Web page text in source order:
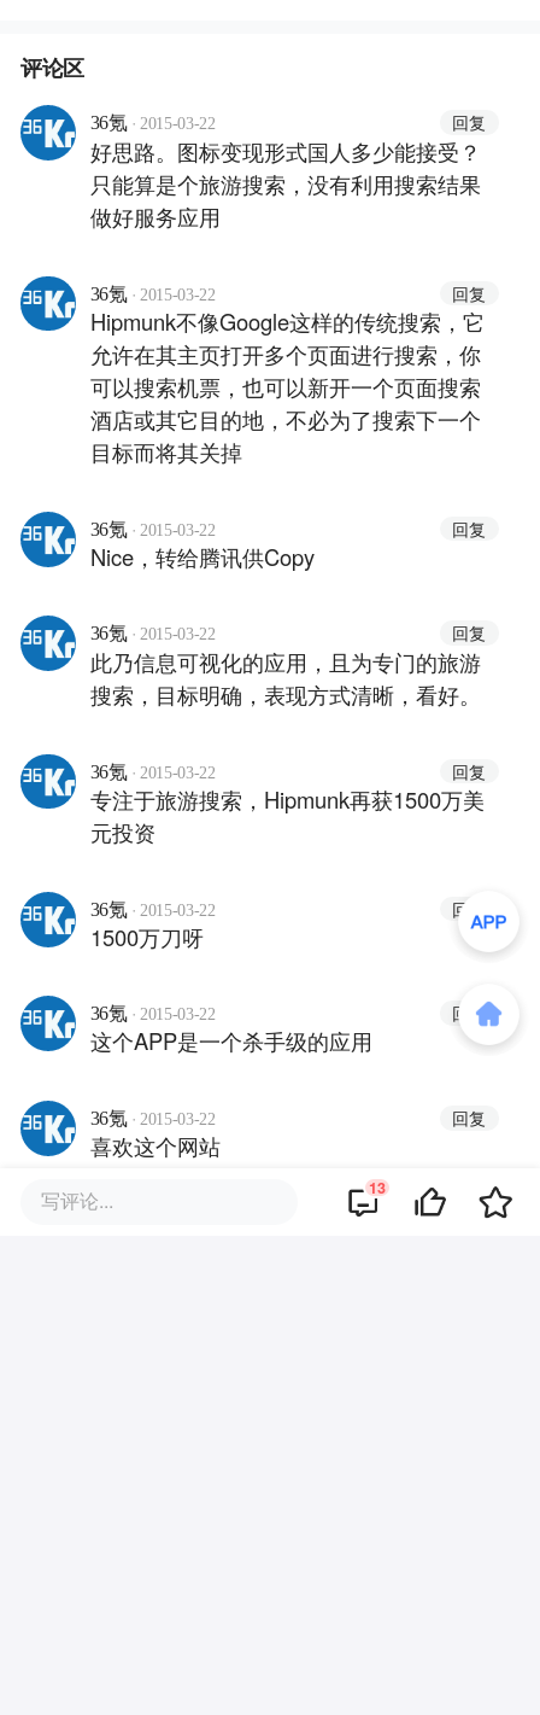
评论区
36氪 · 2015-03-22 回复
好思路。图标变现形式国人多少能接受？
只能算是个旅游搜索，没有利用搜索结果
做好服务应用
36氪 · 2015-03-22 回复
Hipmunk不像Google这样的传统搜索，它
允许在其主页打开多个页面进行搜索，你
可以搜索机票，也可以新开一个页面搜索
酒店或其它目的地，不必为了搜索下一个
目标而将其关掉
36氪 · 2015-03-22 回复
Nice，转给腾讯供Copy
36氪 · 2015-03-22 回复
此乃信息可视化的应用，且为专门的旅游
搜索，目标明确，表现方式清晰，看好。
36氪 · 2015-03-22 回复
专注于旅游搜索，Hipmunk再获1500万美
元投资
36氪 · 2015-03-22 回复
1500万刀呀
36氪 · 2015-03-22 回复
这个APP是一个杀手级的应用
36氪 · 2015-03-22 回复
喜欢这个网站
回复
写评论... 13